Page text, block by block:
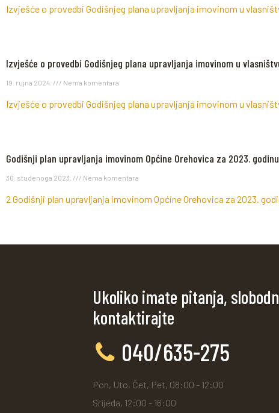
Izvješće o provedbi Godišnjeg plana upravljanja imovinom u
Izvješće o provedbi Godišnjeg plana upravljanja imovinom u
19. rujna 2024. Nema komentara
Izvješće o provedbi Godišnjeg plana upravljanja imovinom u
Godišnji plan upravljanja imovinom Općine Orehovica za 2023. godinu
30. studenoga 2023. Nema komentara
2 Godišnji plan upravljanja imovinom Općine Orehovica za 2023.
Ukoliko imate pitanja,
kontaktirajte
040/635-275
Pon, Uto, Čet, Pet, 08:00 - 12:00
Srijeda, 12:00 - 16:00